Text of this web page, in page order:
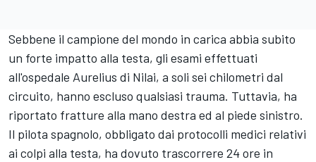
Sebbene il campione del mondo in carica abbia subito
un forte impatto alla testa, gli esami effettuati
all'ospedale Aurelius di Nilai, a soli sei chilometri dal
circuito, hanno escluso qualsiasi trauma. Tuttavia, ha
riportato fratture alla mano destra ed al piede sinistro.
Il pilota spagnolo, obbligato dai protocolli medici relativi
ai colpi alla testa, ha dovuto trascorrere 24 ore in